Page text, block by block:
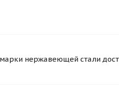
нержавеющей стали